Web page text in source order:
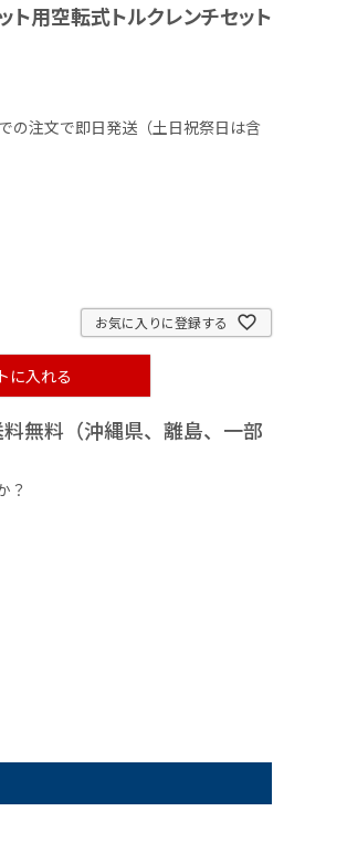
用空転式トルクレンチセット
の注文で即日発送（土日祝祭日は含
お気に入りに登録する
に入れる
無料（沖縄県、離島、一部
？